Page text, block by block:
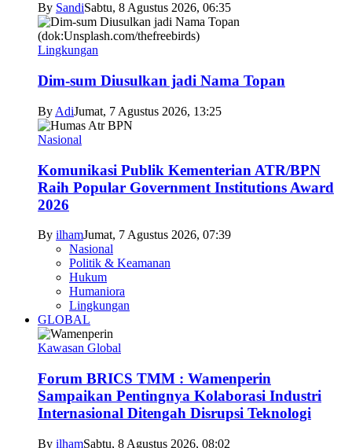
By SandiSabtu, 8 Agustus 2026, 06:35
Lingkungan
Dim-sum Diusulkan jadi Nama Topan
By AdiJumat, 7 Agustus 2026, 13:25
Nasional
Komunikasi Publik Kementerian ATR/BPN
Raih Popular Government Institutions Award
2026
By ilhamJumat, 7 Agustus 2026, 07:39
Nasional
Politik & Keamanan
Hukum
Humaniora
Lingkungan
GLOBAL
Kawasan Global
Forum BRICS TMM : Wamenperin
Sampaikan Pentingnya Kolaborasi Industri
Internasional Ditengah Disrupsi Teknologi
By ilhamSabtu, 8 Agustus 2026, 08:02